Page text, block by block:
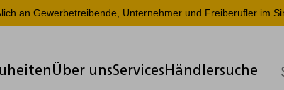
an Gewerbetreibende, Unternehmer und Freiberufler im
Über unsServicesHändlersuche